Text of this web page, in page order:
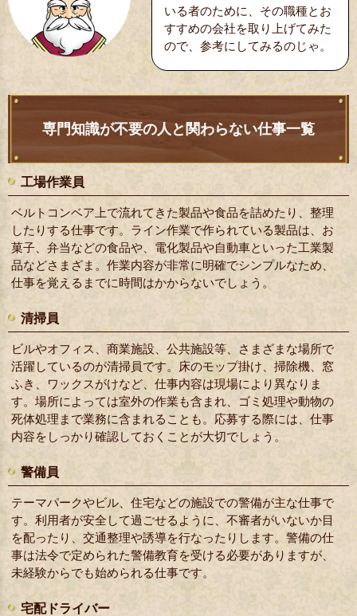
いる者のために、その職種とお
すすめの会社を取り上げてみた
ので、参考にしてみるのじゃ。
専門知識が不要の人と関わらない仕事一覧
工場作業員
ベルトコンベア上で流れてきた製品や食品を詰めたり、整理
したりする仕事です。ライン作業で作られている製品は、お
菓子、弁当などの食品や、電化製品や自動車といった工業製
品などさまざま。作業内容が非常に明確でシンプルなため、
仕事を覚えるまでに時間はかからないでしょう。
清掃員
ビルやオフィス、商業施設、公共施設等、さまざまな場所で
活躍しているのが清掃員です。床のモップ掛け、掃除機、窓
ふき、ワックスがけなど、仕事内容は現場により異なりま
す。場所によっては室外の作業も含まれ、ゴミ処理や動物の
死体処理まで業務に含まれることも。応募する際には、仕事
内容をしっかり確認しておくことが大切でしょう。
警備員
テーマパークやビル、住宅などの施設での警備が主な仕事で
す。利用者が安全して過ごせるように、不審者がいないか目
を配ったり、交通整理や誘導を行なったりします。警備の仕
事は法令で定められた警備教育を受ける必要がありますが、
未経験からでも始められる仕事です。
宅配ドライバー